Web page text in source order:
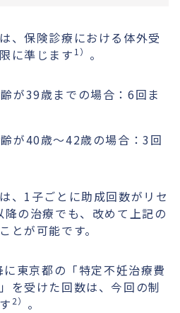
、保険診療における体外受
に準じます 1） 。
が39歳までの場合：6回ま
が40歳〜42歳の場合：3回
、1子ごとに助成回数がリセ
降の治療でも、改めて上記の
とが可能です。
東京都の「特定不妊治療費
を受けた回数は、今回の制
2） 。